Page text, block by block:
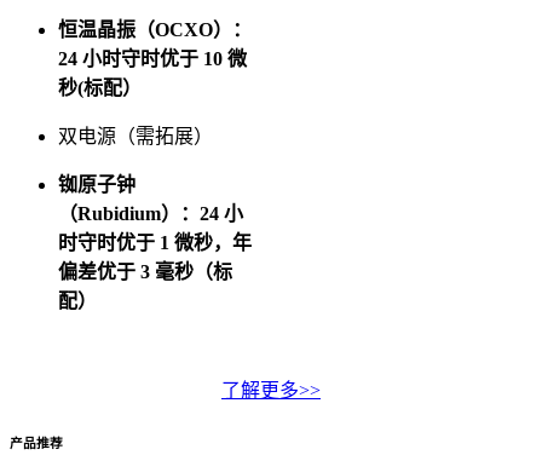
恒温晶振（OCXO）：
24 小时守时优于 10 微
秒(标配）
双电源（需拓展）
铷原子钟
（Rubidium）：24 小
时守时优于 1 微秒，年
偏差优于 3 毫秒（标
配）
了解更多>>
产品推荐